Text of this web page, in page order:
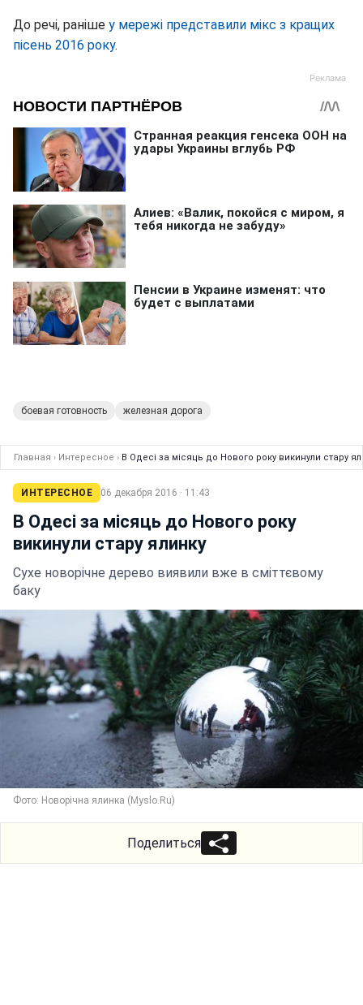
До речі, раніше у мережі представили мікс з кращих
пісень 2016 року.
боевая готовность железная дорога
Главная › Интересное › В Одесі за місяць до Нового року викинули стару
ИНТЕРЕСНОЕ 06 декабря 2016 · 11:43
В Одесі за місяць до Нового року
викинули стару ялинку
Сухе новорічне дерево виявили вже в сміттєвому
баку
Фото: Новорічна ялинка (Myslo.Ru)
Поделиться